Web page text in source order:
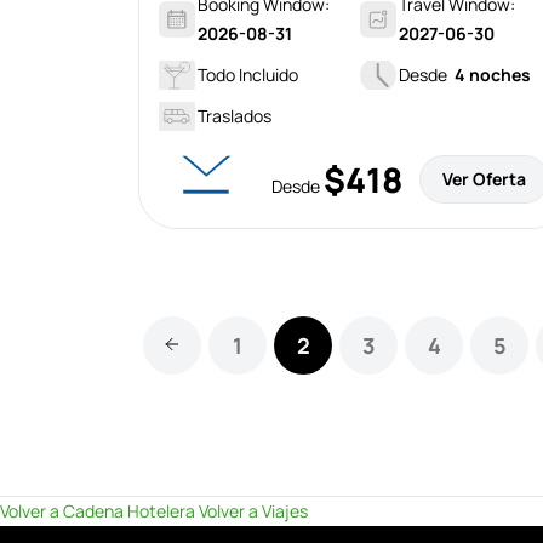
2026-08-31
2027-06-30
Todo Incluido
Desde 4 noches
Traslados
Desde $418 Ver Oferta
1 2 3 4 5
Volver a Cadena Hotelera Volver a Viajes